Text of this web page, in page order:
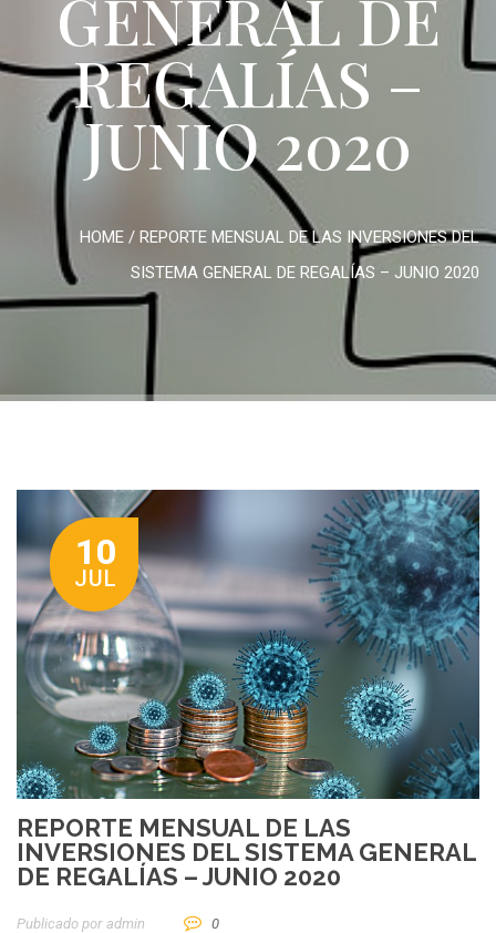
GENERAL DE
REGALÍAS –
JUNIO 2020
HOME / REPORTE MENSUAL DE LAS INVERSIONES DEL
SISTEMA GENERAL DE REGALÍAS – JUNIO 2020
10
JUL
REPORTE MENSUAL DE LAS
INVERSIONES DEL SISTEMA GENERAL
DE REGALÍAS – JUNIO 2020
Publicado por Admin 0